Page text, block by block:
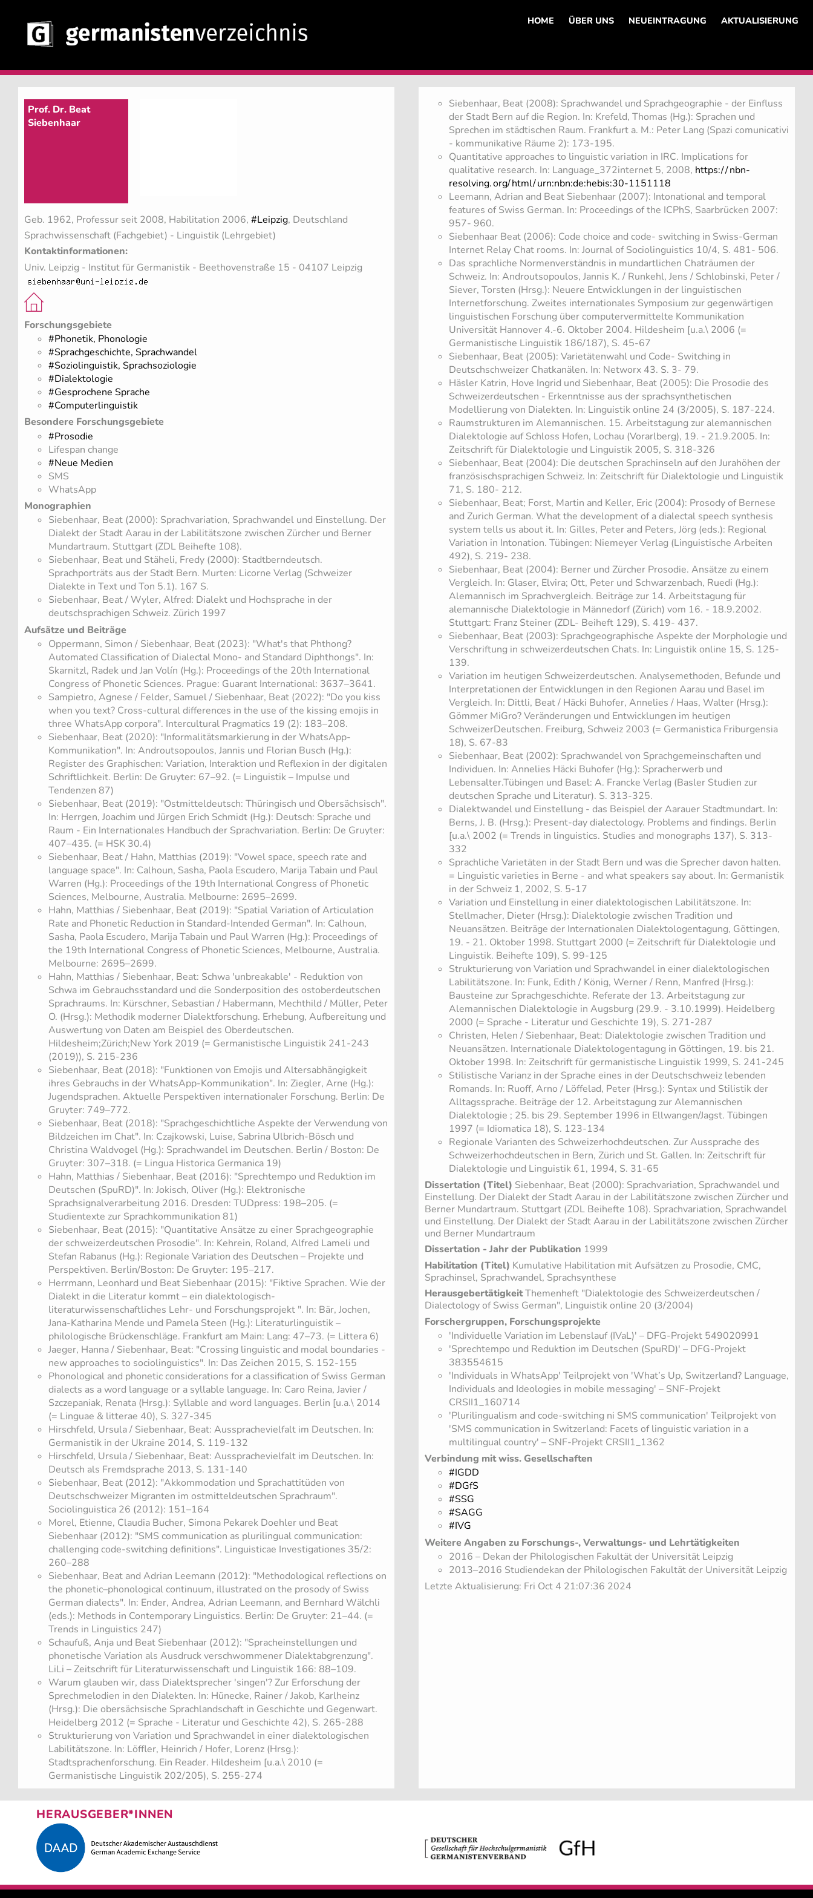
HOME ÜBER UNS NEUEINTRAGUNG AKTUALISIERUNG
Prof. Dr. Beat
Siebenhaar
Geb. 1962, Professur seit 2008, Habilitation 2006, #Leipzig, Deutschland
Sprachwissenschaft (Fachgebiet) - Linguistik (Lehrgebiet)
Kontaktinformationen:
Univ. Leipzig - Institut für Germanistik - Beethovenstraße 15 - 04107 Leipzig
Forschungsgebiete
#Phonetik, Phonologie
#Sprachgeschichte, Sprachwandel
#Soziolinguistik, Sprachsoziologie
#Dialektologie
#Gesprochene Sprache
#Computerlinguistik
Besondere Forschungsgebiete
#Prosodie
Lifespan change
#Neue Medien
SMS
WhatsApp
Monographien
Siebenhaar, Beat (2000): Sprachvariation, Sprachwandel und Einstellung. Der
Dialekt der Stadt Aarau in der Labilitätszone zwischen Zürcher und Berner
Mundartraum. Stuttgart (ZDL Beihefte 108).
Siebenhaar, Beat und Stäheli, Fredy (2000): Stadtberndeutsch.
Sprachporträts aus der Stadt Bern. Murten: Licorne Verlag (Schweizer
Dialekte in Text und Ton 5.1). 167 S.
​Siebenhaar, Beat / Wyler, Alfred: Dialekt und Hochsprache in der
deutschsprachigen Schweiz. Zürich 1997
Aufsätze und Beiträge
​Oppermann, Simon / Siebenhaar, Beat (2023): "What's that Phthong?
Automated Classification of Dialectal Mono- and Standard Diphthongs". In:
Skarnitzl, Radek und Jan Volín (Hg.): Proceedings of the 20th International
Congress of Phonetic Sciences. Prague: Guarant International: 3637–3641.
Sampietro, Agnese / Felder, Samuel / Siebenhaar, Beat (2022): "Do you kiss
when you text? Cross-cultural differences in the use of the kissing emojis in
three WhatsApp corpora". Intercultural Pragmatics 19 (2): 183–208.
Siebenhaar, Beat (2020): "Informalitätsmarkierung in der WhatsApp-
Kommunikation". In: Androutsopoulos, Jannis und Florian Busch (Hg.):
Register des Graphischen: Variation, Interaktion und Reflexion in der digitalen
Schriftlichkeit. Berlin: De Gruyter: 67–92. (= Linguistik – Impulse und
Tendenzen 87)
Siebenhaar, Beat (2019): "Ostmitteldeutsch: Thüringisch und Obersächsisch".
In: Herrgen, Joachim und Jürgen Erich Schmidt (Hg.): Deutsch: Sprache und
Raum - Ein Internationales Handbuch der Sprachvariation. Berlin: De Gruyter:
407–435. (= HSK 30.4)
Siebenhaar, Beat / Hahn, Matthias (2019): "Vowel space, speech rate and
language space". In: Calhoun, Sasha, Paola Escudero, Marija Tabain und Paul
Warren (Hg.): Proceedings of the 19th International Congress of Phonetic
Sciences, Melbourne, Australia. Melbourne: 2695–2699.
Hahn, Matthias / Siebenhaar, Beat (2019): "Spatial Variation of Articulation
Rate and Phonetic Reduction in Standard-Intended German". In: Calhoun,
Sasha, Paola Escudero, Marija Tabain und Paul Warren (Hg.): Proceedings of
the 19th International Congress of Phonetic Sciences, Melbourne, Australia.
Melbourne: 2695–2699.
Hahn, Matthias / Siebenhaar, Beat: Schwa 'unbreakable' - Reduktion von
Schwa im Gebrauchsstandard und die Sonderposition des ostoberdeutschen
Sprachraums. In: Kürschner, Sebastian / Habermann, Mechthild / Müller, Peter
O. (Hrsg.): Methodik moderner Dialektforschung. Erhebung, Aufbereitung und
Auswertung von Daten am Beispiel des Oberdeutschen.
Hildesheim;Zürich;New York 2019 (= Germanistische Linguistik 241-243
(2019)), S. 215-236
​Siebenhaar, Beat (2018): "Funktionen von Emojis und Altersabhängigkeit
ihres Gebrauchs in der WhatsApp-Kommunikation". In: Ziegler, Arne (Hg.):
Jugendsprachen. Aktuelle Perspektiven internationaler Forschung. Berlin: De
Gruyter: 749–772.
Siebenhaar, Beat (2018): "Sprachgeschichtliche Aspekte der Verwendung von
Bildzeichen im Chat". In: Czajkowski, Luise, Sabrina Ulbrich-Bösch und
Christina Waldvogel (Hg.): Sprachwandel im Deutschen. Berlin / Boston: De
Gruyter: 307–318. (= Lingua Historica Germanica 19)
Hahn, Matthias / Siebenhaar, Beat (2016): "Sprechtempo und Reduktion im
Deutschen (SpuRD)". In: Jokisch, Oliver (Hg.): Elektronische
Sprachsignalverarbeitung 2016. Dresden: TUDpress: 198–205. (=
Studientexte zur Sprachkommunikation 81)
Siebenhaar, Beat (2015): "Quantitative Ansätze zu einer Sprachgeographie
der schweizerdeutschen Prosodie". In: Kehrein, Roland, Alfred Lameli und
Stefan Rabanus (Hg.): Regionale Variation des Deutschen – Projekte und
Perspektiven. Berlin/Boston: De Gruyter: 195–217.
Herrmann, Leonhard und Beat Siebenhaar (2015): "Fiktive Sprachen. Wie der
Dialekt in die Literatur kommt – ein dialektologisch-
literaturwissenschaftliches Lehr- und Forschungsprojekt ". In: Bär, Jochen,
Jana-Katharina Mende und Pamela Steen (Hg.): Literaturlinguistik –
philologische Brückenschläge. Frankfurt am Main: Lang: 47–73. (= Littera 6)
Jaeger, Hanna / Siebenhaar, Beat: "Crossing linguistic and modal boundaries -
new approaches to sociolinguistics". In: Das Zeichen 2015, S. 152-155
​Phonological and phonetic considerations for a classification of Swiss German
dialects as a word language or a syllable language. In: Caro Reina, Javier /
Szczepaniak, Renata (Hrsg.): Syllable and word languages. Berlin [u.a.\ 2014
(= Linguae & litterae 40), S. 327-345
​Hirschfeld, Ursula / Siebenhaar, Beat: Aussprachevielfalt im Deutschen. In:
Germanistik in der Ukraine 2014, S. 119-132
​Hirschfeld, Ursula / Siebenhaar, Beat: Aussprachevielfalt im Deutschen. In:
Deutsch als Fremdsprache 2013, S. 131-140
Siebenhaar, Beat (2012): "Akkommodation und Sprachattitüden von
Deutschschweizer Migranten im ostmitteldeutschen Sprachraum".
Sociolinguistica 26 (2012): 151–164
Morel, Etienne, Claudia Bucher, Simona Pekarek Doehler und Beat
Siebenhaar (2012): "SMS communication as plurilingual communication:
challenging code-switching definitions". Linguisticae Investigationes 35/2:
260–288
Siebenhaar, Beat and Adrian Leemann (2012): "Methodological reflections on
the phonetic–phonological continuum, illustrated on the prosody of Swiss
German dialects". In: Ender, Andrea, Adrian Leemann, and Bernhard Wälchli
(eds.): Methods in Contemporary Linguistics. Berlin: De Gruyter: 21–44. (=
Trends in Linguistics 247)
Schaufuß, Anja und Beat Siebenhaar (2012): "Spracheinstellungen und
phonetische Variation als Ausdruck verschwommener Dialektabgrenzung".
LiLi – Zeitschrift für Literaturwissenschaft und Linguistik 166: 88–109.
​Warum glauben wir, dass Dialektsprecher 'singen'? Zur Erforschung der
Sprechmelodien in den Dialekten. In: Hünecke, Rainer / Jakob, Karlheinz
(Hrsg.): Die obersächsische Sprachlandschaft in Geschichte und Gegenwart.
Heidelberg 2012 (= Sprache - Literatur und Geschichte 42), S. 265-288
​Strukturierung von Variation und Sprachwandel in einer dialektologischen
Labilitätszone. In: Löffler, Heinrich / Hofer, Lorenz (Hrsg.):
Stadtsprachenforschung. Ein Reader. Hildesheim [u.a.\ 2010 (=
Germanistische Linguistik 202/205), S. 255-274
Siebenhaar, Beat (2008): Sprachwandel und Sprachgeographie - der Einfluss
der Stadt Bern auf die Region. In: Krefeld, Thomas (Hg.): Sprachen und
Sprechen im städtischen Raum. Frankfurt a. M.: Peter Lang (Spazi comunicativi
- kommunikative Räume 2): 173-195.
​Quantitative approaches to linguistic variation in IRC. Implications for
qualitative research. In: Language_372internet 5, 2008, https://nbn-
resolving.org/html/urn:nbn:de:hebis:30-1151118
Leemann, Adrian and Beat Siebenhaar (2007): Intonational and temporal
features of Swiss German. In: Proceedings of the ICPhS, Saarbrücken 2007:
957- 960.
Siebenhaar Beat (2006): Code choice and code- switching in Swiss-German
Internet Relay Chat rooms. In: Journal of Sociolinguistics 10/4, S. 481- 506.
​Das sprachliche Normenverständnis in mundartlichen Chaträumen der
Schweiz. In: Androutsopoulos, Jannis K. / Runkehl, Jens / Schlobinski, Peter /
Siever, Torsten (Hrsg.): Neuere Entwicklungen in der linguistischen
Internetforschung. Zweites internationales Symposium zur gegenwärtigen
linguistischen Forschung über computervermittelte Kommunikation
Universität Hannover 4.-6. Oktober 2004. Hildesheim [u.a.\ 2006 (=
Germanistische Linguistik 186/187), S. 45-67
Siebenhaar, Beat (2005): Varietätenwahl und Code- Switching in
Deutschschweizer Chatkanälen. In: Networx 43. S. 3- 79.
Häsler Katrin, Hove Ingrid und Siebenhaar, Beat (2005): Die Prosodie des
Schweizerdeutschen - Erkenntnisse aus der sprachsynthetischen
Modellierung von Dialekten. In: Linguistik online 24 (3/2005), S. 187-224.
​Raumstrukturen im Alemannischen. 15. Arbeitstagung zur alemannischen
Dialektologie auf Schloss Hofen, Lochau (Vorarlberg), 19. - 21.9.2005. In:
Zeitschrift für Dialektologie und Linguistik 2005, S. 318-326
Siebenhaar, Beat (2004): Die deutschen Sprachinseln auf den Jurahöhen der
französischsprachigen Schweiz. In: Zeitschrift für Dialektologie und Linguistik
71, S. 180- 212.
Siebenhaar, Beat; Forst, Martin and Keller, Eric (2004): Prosody of Bernese
and Zurich German. What the development of a dialectal speech synthesis
system tells us about it. In: Gilles, Peter and Peters, Jörg (eds.): Regional
Variation in Intonation. Tübingen: Niemeyer Verlag (Linguistische Arbeiten
492), S. 219- 238.
Siebenhaar, Beat (2004): Berner und Zürcher Prosodie. Ansätze zu einem
Vergleich. In: Glaser, Elvira; Ott, Peter und Schwarzenbach, Ruedi (Hg.):
Alemannisch im Sprachvergleich. Beiträge zur 14. Arbeitstagung für
alemannische Dialektologie in Männedorf (Zürich) vom 16. - 18.9.2002.
Stuttgart: Franz Steiner (ZDL- Beiheft 129), S. 419- 437.
Siebenhaar, Beat (2003): Sprachgeographische Aspekte der Morphologie und
Verschriftung in schweizerdeutschen Chats. In: Linguistik online 15, S. 125-
139.
​Variation im heutigen Schweizerdeutschen. Analysemethoden, Befunde und
Interpretationen der Entwicklungen in den Regionen Aarau und Basel im
Vergleich. In: Dittli, Beat / Häcki Buhofer, Annelies / Haas, Walter (Hrsg.):
Gömmer MiGro? Veränderungen und Entwicklungen im heutigen
SchweizerDeutschen. Freiburg, Schweiz 2003 (= Germanistica Friburgensia
18), S. 67-83
Siebenhaar, Beat (2002): Sprachwandel von Sprachgemeinschaften und
Individuen. In: Annelies Häcki Buhofer (Hg.): Spracherwerb und
Lebensalter.Tübingen und Basel: A. Francke Verlag (Basler Studien zur
deutschen Sprache und Literatur). S. 313-325.
​Dialektwandel und Einstellung - das Beispiel der Aarauer Stadtmundart. In:
Berns, J. B. (Hrsg.): Present-day dialectology. Problems and findings. Berlin
[u.a.\ 2002 (= Trends in linguistics. Studies and monographs 137), S. 313-
332
​Sprachliche Varietäten in der Stadt Bern und was die Sprecher davon halten.
= Linguistic varieties in Berne - and what speakers say about. In: Germanistik
in der Schweiz 1, 2002, S. 5-17
​Variation und Einstellung in einer dialektologischen Labilitätszone. In:
Stellmacher, Dieter (Hrsg.): Dialektologie zwischen Tradition und
Neuansätzen. Beiträge der Internationalen Dialektologentagung, Göttingen,
19. - 21. Oktober 1998. Stuttgart 2000 (= Zeitschrift für Dialektologie und
Linguistik. Beihefte 109), S. 99-125
​Strukturierung von Variation und Sprachwandel in einer dialektologischen
Labilitätszone. In: Funk, Edith / König, Werner / Renn, Manfred (Hrsg.):
Bausteine zur Sprachgeschichte. Referate der 13. Arbeitstagung zur
Alemannischen Dialektologie in Augsburg (29.9. - 3.10.1999). Heidelberg
2000 (= Sprache - Literatur und Geschichte 19), S. 271-287
​Christen, Helen / Siebenhaar, Beat: Dialektologie zwischen Tradition und
Neuansätzen. Internationale Dialektologentagung in Göttingen, 19. bis 21.
Oktober 1998. In: Zeitschrift für germanistische Linguistik 1999, S. 241-245
​Stilistische Varianz in der Sprache eines in der Deutschschweiz lebenden
Romands. In: Ruoff, Arno / Löffelad, Peter (Hrsg.): Syntax und Stilistik der
Alltagssprache. Beiträge der 12. Arbeitstagung zur Alemannischen
Dialektologie ; 25. bis 29. September 1996 in Ellwangen/Jagst. Tübingen
1997 (= Idiomatica 18), S. 123-134
​Regionale Varianten des Schweizerhochdeutschen. Zur Aussprache des
Schweizerhochdeutschen in Bern, Zürich und St. Gallen. In: Zeitschrift für
Dialektologie und Linguistik 61, 1994, S. 31-65
Dissertation (Titel) Siebenhaar, Beat (2000): Sprachvariation, Sprachwandel und
Einstellung. Der Dialekt der Stadt Aarau in der Labilitätszone zwischen Zürcher und
Berner Mundartraum. Stuttgart (ZDL Beihefte 108). Sprachvariation, Sprachwandel
und Einstellung. Der Dialekt der Stadt Aarau in der Labilitätszone zwischen Zürcher
und Berner Mundartraum
Dissertation - Jahr der Publikation 1999
Habilitation (Titel) Kumulative Habilitation mit Aufsätzen zu Prosodie, CMC,
Sprachinsel, Sprachwandel, Sprachsynthese
HerausgebertätigkeitThemenheft "Dialektologie des Schweizerdeutschen /
Dialectology of Swiss German", Linguistik online 20 (3/2004)
Forschergruppen, Forschungsprojekte
'Individuelle Variation im Lebenslauf (IVaL)' – DFG-Projekt 549020991
'Sprechtempo und Reduktion im Deutschen (SpuRD)' – DFG-Projekt
383554615
'Individuals in WhatsApp' Teilprojekt von 'What’s Up, Switzerland? Language,
Individuals and Ideologies in mobile messaging' – SNF-Projekt
CRSII1_160714
'Plurilingualism and code-switching ni SMS communication' Teilprojekt von
'SMS communication in Switzerland: Facets of linguistic variation in a
multilingual country' – SNF-Projekt CRSII1_1362
Verbindung mit wiss. Gesellschaften
#IGDD
#DGfS
#SSG
#SAGG
#IVG
Weitere Angaben zu Forschungs-, Verwaltungs- und Lehrtätigkeiten
2016 – Dekan der Philologischen Fakultät der Universität Leipzig
2013–2016 Studiendekan der Philologischen Fakultät der Universität Leipzig
Letzte Aktualisierung: Fri Oct 4 21:07:36 2024
HERAUSGEBER*INNEN